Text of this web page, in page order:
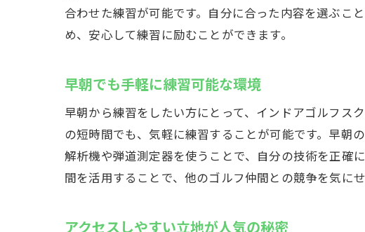
合わせた練習が可能です。自分に合った内容を選ぶこ
め、安心して練習に励むことができます。
早朝でも手軽に練習可能な環境
早朝から練習をしたい方にとって、インドアゴルフス
の短時間でも、気軽に練習することが可能です。早朝
解析機や弾道測定器を使うことで、自分の技術を正確
間を活用することで、他のゴルフ仲間との競争を気に
アクセスしやすい立地が人気の秘密